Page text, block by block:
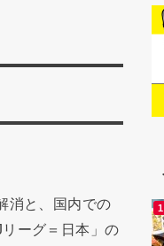
消と、国内での
ーグ＝日本」の